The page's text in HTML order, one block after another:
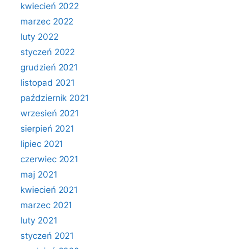
kwiecień 2022
marzec 2022
luty 2022
styczeń 2022
grudzień 2021
listopad 2021
październik 2021
wrzesień 2021
sierpień 2021
lipiec 2021
czerwiec 2021
maj 2021
kwiecień 2021
marzec 2021
luty 2021
styczeń 2021